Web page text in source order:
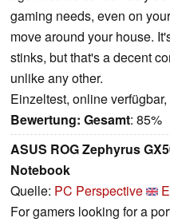
gaming needs, even on
move around your house.
stinks, but that's a decent
unlike any other.
Einzeltest, online
Bewertung: Gesamt: 85%
ASUS ROG Zephyrus
Notebook
Quelle: PC Perspective
For gamers looking for a